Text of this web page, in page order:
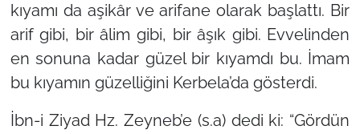
kıyamı da aşikâr ve arifane olarak başlattı. Bir
arif gibi, bir âlim gibi, bir âşık gibi. Evvelinden
en sonuna kadar güzel bir kıyamdı bu. İmam
bu kıyamın güzelliğini Kerbela’da gösterdi.
İbn-i Ziyad Hz. Zeyneb’e (s.a) dedi ki: “Gördün